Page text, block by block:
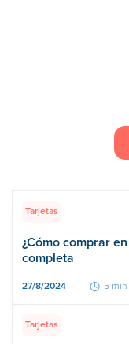
Tarjetas
¿Cómo comprar
completa
27/8/2024 5 min
Tarjetas